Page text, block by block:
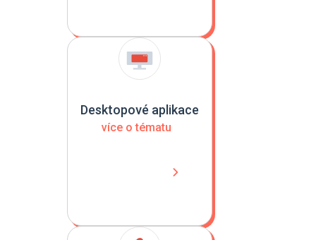
Desktopové aplikace
více o tématu